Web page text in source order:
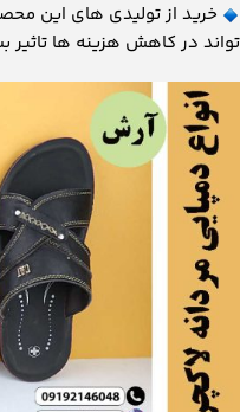
خرید از تولیدی‌ های این
‌تواند در کاهش هزینه‌ ها تاثیر